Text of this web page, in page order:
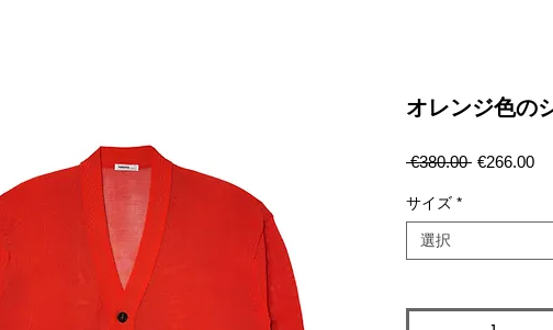
オレンジ色の
€380.00 通
格
€266.00セ
価
サイズ *
選択